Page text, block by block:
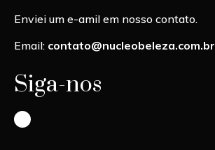
Enviei um e-amil em nosso contato.
Email: contato@nucleobeleza.com.br
Siga-nos
Instagram